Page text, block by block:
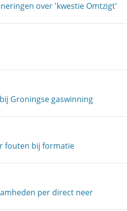
over 'kwestie Omtzigt'
Groningse gaswinning
fouten bij formatie
per direct neer